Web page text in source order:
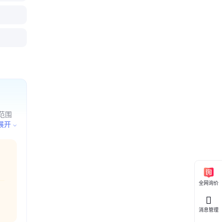
围
电
开
全网询价
消息管理